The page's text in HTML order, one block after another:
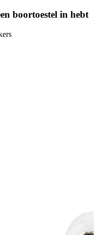
boortoestel in hebt